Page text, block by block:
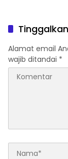
Alamat email
wajib ditandai *